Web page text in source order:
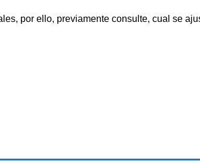
por ello, previamente consulte, cual se